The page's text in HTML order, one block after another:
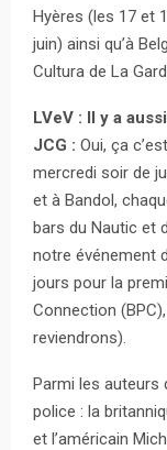
Hyères (les 17 et
juin) ainsi qu’à
Cultura de La
LVeV : Il y a
JCG : Oui, ça
mercredi soir de
et à Bandol,
bars du Nautic et
notre événement
jours pour la
Connection
reviendrons).
Parmi les auteurs
police : la
et l’américain